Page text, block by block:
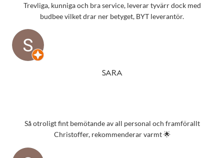
Trevliga, kunniga och bra service, leverar tyvärr dock med
budbee vilket drar ner betyget, BYT leverantör.
SARA
Så otroligt fint bemötande av all personal och framförallt
Christoffer, rekommenderar varmt 🌟